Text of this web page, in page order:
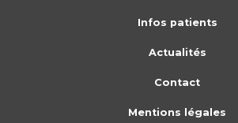
Infos patients
Actualités
Contact
Mentions légales